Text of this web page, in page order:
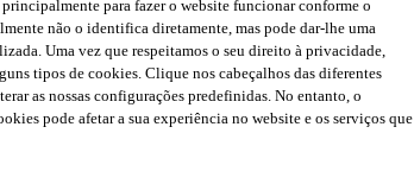
Atendimento Técnico Atendimento Comercial
para fazer o website funcionar conforme o
não o identifica diretamente, mas pode dar-lhe uma
Uma vez que respeitamos o seu direito à privacidade,
tipos de cookies. Clique nos cabeçalhos das diferentes
as nossas configurações predefinidas. No entanto, o
pode afetar a sua experiência no website e os serviços que